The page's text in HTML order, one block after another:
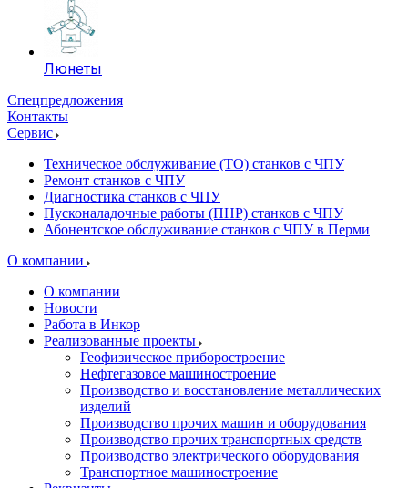
Люнеты
Спецпредложения
Контакты
Сервис
Техническое обслуживание (ТО) станков с ЧПУ
Ремонт станков с ЧПУ
Диагностика станков с ЧПУ
Пусконаладочные работы (ПНР) станков с ЧПУ
Абонентское обслуживание станков с ЧПУ в Перми
О компании
О компании
Новости
Работа в Инкор
Реализованные проекты
Геофизическое приборостроение
Нефтегазовое машиностроение
Производство и восстановление металлических
изделий
Производство прочих машин и оборудования
Производство прочих транспортных средств
Производство электрического оборудования
Транспортное машиностроение